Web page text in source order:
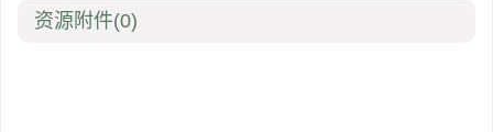
资源附件(0)